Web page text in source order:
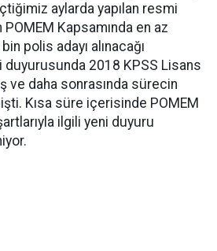
aylarda yapılan resmi
Kapsamında en az
polis adayı alınacağı
2018 KPSS Lisans
ve daha sonrasında sürecin
Kısa süre içerisinde POMEM
ilgili yeni duyuru